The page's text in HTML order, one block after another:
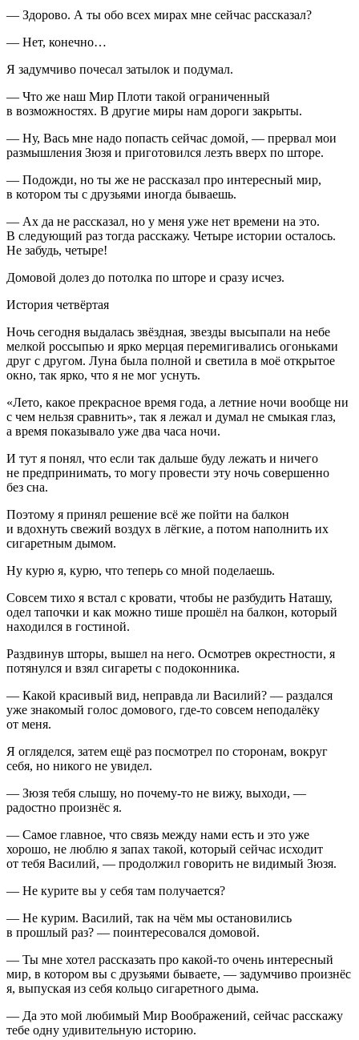
— Здорово. А ты обо всех мирах мне сейчас рассказал?
— Нет, конечно…
Я задумчиво почесал затылок и подумал.
— Что же наш Мир Плоти такой ограниченный
в возможностях. В другие миры нам дороги закрыты.
— Ну, Вась мне надо попасть сейчас домой, — прервал мои
размышления Зюзя и приготовился лезть вверх по шторе.
— Подожди, но ты же не рассказал про интересный мир,
в котором ты с друзьями иногда бываешь.
— Ах да не рассказал, но у меня уже нет времени на это.
В следующий раз тогда расскажу. Четыре истории осталось.
Не забудь, четыре!
Домовой долез до потолка по шторе и сразу исчез.
История четвёртая
Ночь сегодня выдалась звёздная, звезды высыпали на небе
мелкой россыпью и ярко мерцая перемигивались огоньками
друг с другом. Луна была полной и светила в моё открытое
окно, так ярко, что я не мог уснуть.
«Лето, какое прекрасное время года, а летние ночи вообще ни
с чем нельзя сравнить», так я лежал и думал не смыкая глаз,
а время показывало уже два часа ночи.
И тут я понял, что если так дальше буду лежать и ничего
не предпринимать, то могу провести эту ночь совершенно
без сна.
Поэтому я принял решение всё же пойти на балкон
и вдохнуть свежий воздух в лёгкие, а потом наполнить их
сигаретным дымом.
Ну курю я, курю, что теперь со мной поделаешь.
Совсем тихо я встал с кровати, чтобы не разбудить Наташу,
одел тапочки и как можно тише прошёл на балкон, который
находился в гостиной.
Раздвинув шторы, вышел на него. Осмотрев окрестности, я
потянулся и взял сигареты с подоконника.
— Какой красивый вид, неправда ли Василий? — раздался
уже знакомый голос домового, где-то совсем неподалёку
от меня.
Я огляделся, затем ещё раз посмотрел по сторонам, вокруг
себя, но никого не увидел.
— Зюзя тебя слышу, но почему-то не вижу, выходи, —
радостно произнёс я.
— Самое главное, что связь между нами есть и это уже
хорошо, не люблю я запах такой, который сейчас исходит
от тебя Василий, — продолжил говорить не видимый Зюзя.
— Не курите вы у себя там получается?
— Не курим. Василий, так на чём мы остановились
в прошлый раз? — поинтересовался домовой.
— Ты мне хотел рассказать про какой-то очень интересный
мир, в котором вы с друзьями бываете, — задумчиво произнёс
я, выпуская из себя кольцо сигаретного дыма.
— Да это мой любимый Мир Воображений, сейчас расскажу
тебе одну удивительную историю.